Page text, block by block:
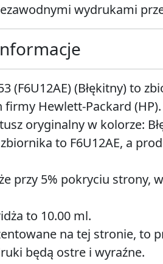
wydrukami
(F6U12AE) (Błękitny) to
Hewlett-Packard (HP).
oryginalny w kolorze:
to F6U12AE, a
przy 5% pokryciu strony,
to 10.00 ml.
na tej stronie, to
będą ostre i wyraźne.